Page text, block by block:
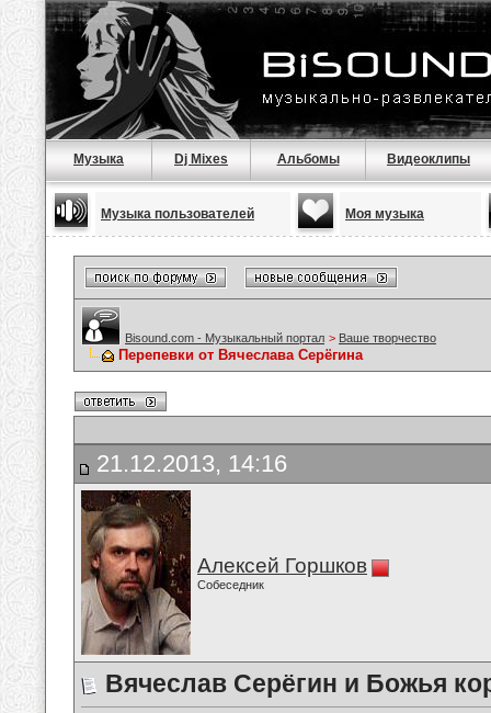
Музыка Dj Mixes Альбомы Видеоклипы
Музыка пользователей Моя музыка
Bisound.com - Музыкальный портал > Ваше творчество
Перепевки от Вячеслава Серёгина
21.12.2013, 14:16
Алексей Горшков
Собеседник
Вячеслав Серёгин и Божья